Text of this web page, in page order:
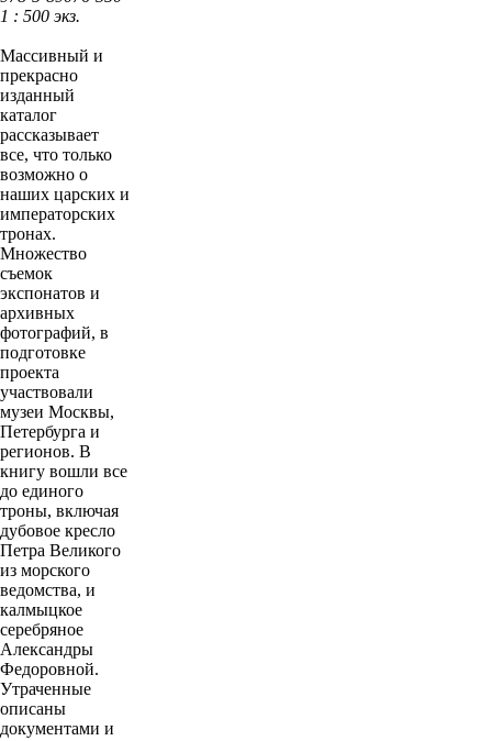
1 : 500 экз.
Массивный и
прекрасно
изданный
каталог
рассказывает
все, что только
возможно о
наших царских и
императорских
тронах.
Множество
съемок
экспонатов и
архивных
фотографий, в
подготовке
проекта
участвовали
музеи Москвы,
Петербурга и
регионов. В
книгу вошли все
до единого
троны, включая
дубовое кресло
Петра Великого
из морского
ведомства, и
калмыцкое
серебряное
Александры
Федоровной.
Утраченные
описаны
документами и